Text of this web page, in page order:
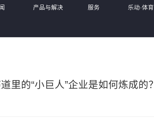
产品与解决 服务 乐动·体
里的“小巨人”企业是如何炼成的？